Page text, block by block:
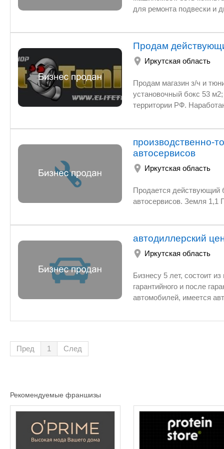
для ремонта подвески и двигателей. Первая линия от дороги.
Отопление комбинированное электрическое + печь булерьян на дровах Расходы
зимой максимум 10т. р
Продам
Иркутская область
Продам магазин з/ч и
установочный бокс 53
территории РФ.
производителей стран
стенды) + оборудование
производственно-
автосервисов
Иркутская область
Продается действующий
автосервисов. Земля 1,1
автодиллерский
Иркутская область
Бизнесу 5 лет, состоит
гарантийного и после
автомобилей, имеется
Тайшете Иркутской
Пред 1 След
Рекомендуемые франшизы